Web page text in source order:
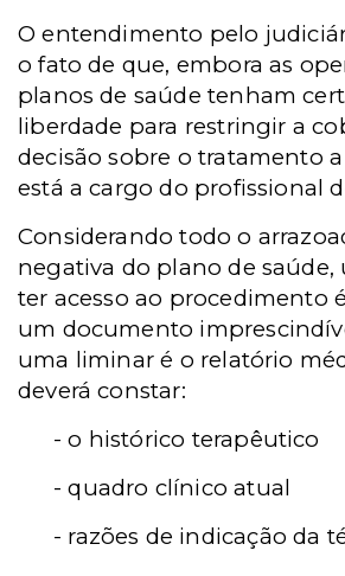
O entendimento pelo
o fato de que, embora as
planos de saúde tenham
liberdade para restringir a
decisão sobre o tratamento
está a cargo do profissional
Considerando todo o
negativa do plano de saúde,
ter acesso ao procedimento
um documento
uma liminar é o relatório
deverá constar:
- o histórico terapêutico
- quadro clínico atual
- razões de indicação da